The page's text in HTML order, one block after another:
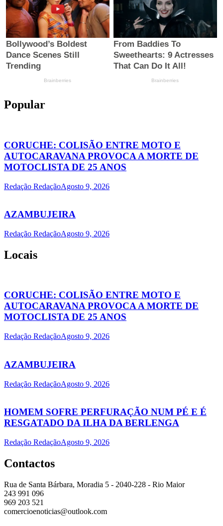
Popular
CORUCHE: COLISÃO ENTRE MOTO E
AUTOCARAVANA PROVOCA A MORTE DE
MOTOCLISTA DE 25 ANOS
Redação RedaçãoAgosto 9, 2026
AZAMBUJEIRA
Redação RedaçãoAgosto 9, 2026
Locais
CORUCHE: COLISÃO ENTRE MOTO E
AUTOCARAVANA PROVOCA A MORTE DE
MOTOCLISTA DE 25 ANOS
Redação RedaçãoAgosto 9, 2026
AZAMBUJEIRA
Redação RedaçãoAgosto 9, 2026
HOMEM SOFRE PERFURAÇÃO NUM PÉ E É
RESGATADO DA ILHA DA BERLENGA
Redação RedaçãoAgosto 9, 2026
Contactos
Rua de Santa Bárbara, Moradia 5 - 2040-228 - Rio Maior
243 991 096
969 203 521
comercioenoticias@outlook.com